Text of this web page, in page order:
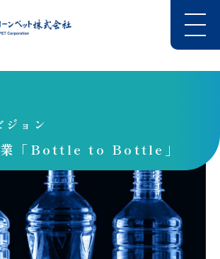
ジョン
業「Bottle to Bottle」